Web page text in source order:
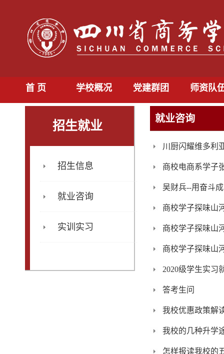
招生就业
招生信息
就业咨询
实训实习
就业咨询
川厨闪耀维多利
商校电商系学子
吴财兵--用奋斗
商校学子探味山
商校学子探味山
商校学子探味山
2020级学生实习
答考生问
我校优惠政策解
我校的几种升学
怎样报读我校的
首 页 学校概况 党建群团 师资队